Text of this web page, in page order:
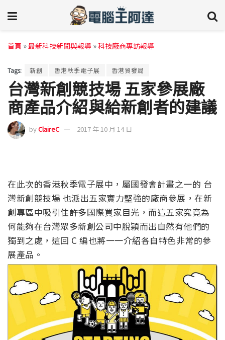
首頁 »最新科技新聞與報導 »科技廠商專訪報導
Tags: 新創 香港秋季電子展 香港貿發局
台灣新創競技場 五家參展廠
商產品介紹與給新創者的建議
byClaireC 2017 年 10 月 14 日
在此次的香港秋季電子展中，屬國發會計畫之一的 台
灣新創競技場 也派出五家實力堅強的廠商參展，在新
創專區中吸引住許多國際買家目光，而這五家究竟為
何能夠在台灣眾多新創公司中脫穎而出自然有他們的
獨到之處，這回 C 編也將一一介紹各自特色非常的參
展產品。